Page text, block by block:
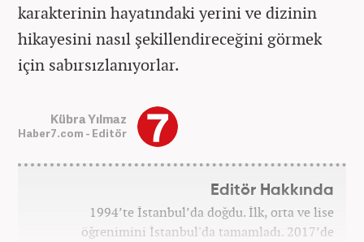
karakterinin hayatındaki yerini ve dizinin
hikayesini nasıl şekillendireceğini görmek
için sabırsızlanıyorlar.
Kübra Yılmaz
Haber7.com - Editör
Editör Hakkında
1994’te İstanbul’da doğdu. İlk, orta ve lise
öğrenimini İstanbul'da tamamladı. 2017’de